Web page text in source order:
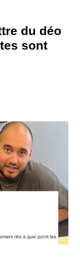
du déo
sont